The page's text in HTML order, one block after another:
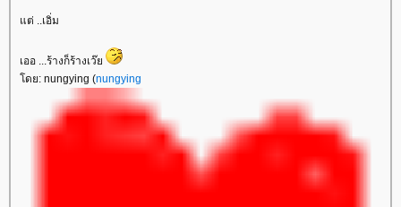
ต่ ..เอิ่ม
เออ ...ร้างก็ร้างเว๊
ดย: nungying (nungying